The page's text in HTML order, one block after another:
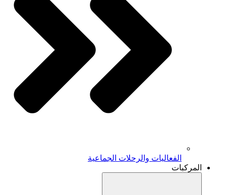
الفعاليات والرحلات الجماعية
المركبات